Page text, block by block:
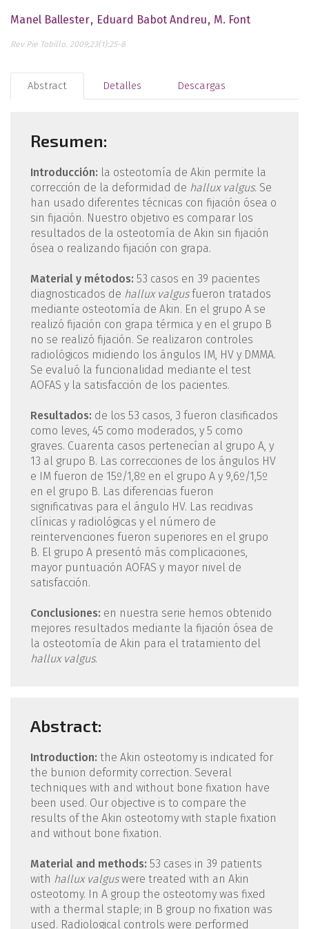
Manel Ballester Eduard Babot Andreu M. Font
Rev Pie Tobillo. 2009;23(1):25-8
Abstract Detalles Descargas
Resumen:
Introducción: la osteotomía de Akin permite la
corrección de la deformidad de hallux valgus. Se
han usado diferentes técnicas con fijación ósea o
sin fijación. Nuestro objetivo es comparar los
resultados de la osteotomía de Akin sin fijación
ósea o realizando fijación con grapa.
Material y métodos: 53 casos en 39 pacientes
diagnosticados de hallux valgusfueron tratados
mediante osteotomía de Akin. En el grupo A se
realizó fijación con grapa térmica y en el grupo B
no se realizó fijación. Se realizaron controles
radiológicos midiendo los ángulos IM, HV y DMMA.
Se evaluó la funcionalidad mediante el test
AOFAS y la satisfacción de los pacientes.
Resultados: de los 53 casos, 3 fueron clasificados
como leves, 45 como moderados, y 5 como
graves. Cuarenta casos pertenecían al grupo A, y
13 al grupo B. Las correcciones de los ángulos HV
e IM fueron de 15º/1,8º en el grupo A y 9,6º/1,5º
en el grupo B. Las diferencias fueron
significativas para el ángulo HV. Las recidivas
clínicas y radiológicas y el número de
reintervenciones fueron superiores en el grupo
B. El grupo A presentó más complicaciones,
mayor puntuación AOFAS y mayor nivel de
satisfacción.
Conclusiones: en nuestra serie hemos obtenido
mejores resultados mediante la fijación ósea de
la osteotomía de Akin para el tratamiento del
hallux valgus.
Abstract:
Introduction: the Akin osteotomy is indicated for
the bunion deformity correction. Several
techniques with and without bone fixation have
been used. Our objective is to compare the
results of the Akin osteotomy with staple fixation
and without bone fixation.
Material and methods: 53 cases in 39 patients
with hallux valguswere treated with an Akin
osteotomy. In A group the osteotomy was fixed
with a thermal staple; in B group no fixation was
used. Radiological controls were performed